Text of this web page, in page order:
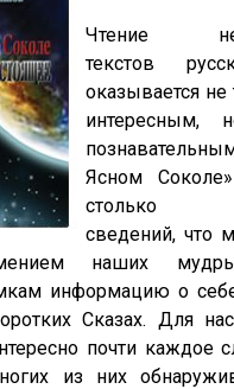
Чтение
текстов
оказывается не
интересным,
Ясном
столько
сведений, что
наших
информацию о
Сказах. Для
почти каждое
из них